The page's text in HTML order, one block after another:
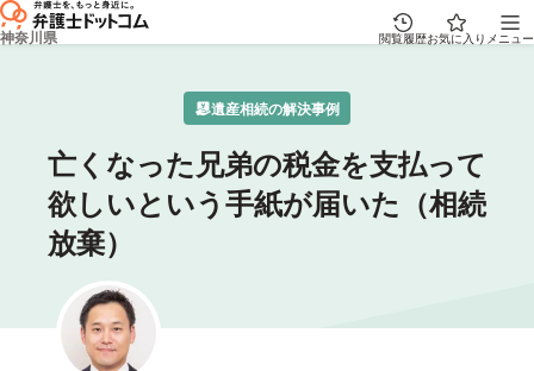
神奈川県 閲覧履歴お気に入り メニュー
遺産相続の解決事例
亡くなった兄弟の税金を支払って
欲しいという手紙が届いた（相続
放棄）